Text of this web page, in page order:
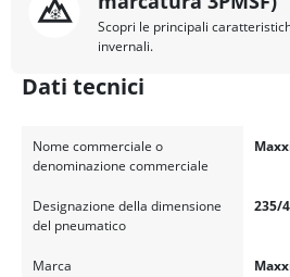
Scopri le principali
invernali.
Dati tecnici
Nome commerciale o
denominazione commerciale
Designazione della dimensione
del pneumatico
235/
Marca